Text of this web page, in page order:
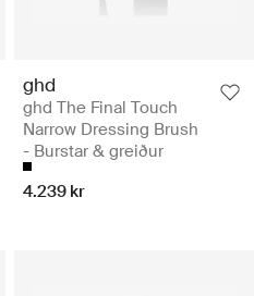
ghd
ghd The Final Touch
Narrow Dressing Brush
- Burstar & greiður
4.239 kr